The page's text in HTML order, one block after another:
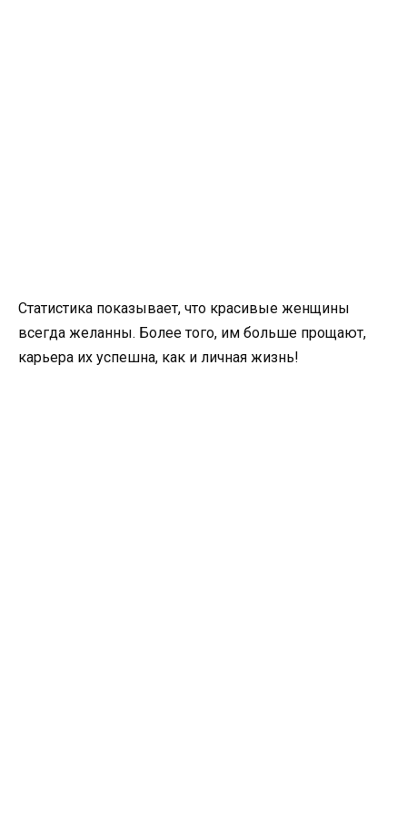
Статистика показывает, что красивые женщины
всегда желанны. Более того, им больше прощают,
карьера их успешна, как и личная жизнь!